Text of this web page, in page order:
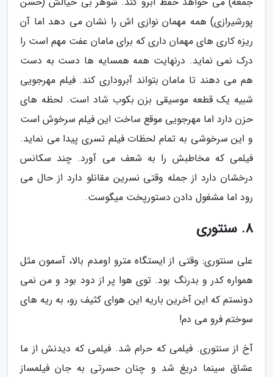
پورشیرازی) همه مهمان نوازی اش را نشان می دهد اما آن
ریزه کاری های مهمان داری که برای مامان عفت مهم است را
درک نمی نماید. درنهایت همه همسایه ها دست به دست
هم می دهند تا مامان بتواند آبروداری کند. فیلم مهرجویی
شبیه یک قطعه موسیقی بزن بکوب شاد است. لحظه های
حزن دارد اما مهرجویی موقع ساخت این فیلم سرخوش است
و این سرخوشی به تمام لحظات فیلم تسری پیدا می نماید.
فیلمی که مخاطبش را به شعف می آورد. چند سکانس
درخشان دارد از جمله وقتی نسرین مقانلو دارد از حال می
رود اما مشغول دادن دستورپخت میگوست.
8. سنتوری
علی سنتوری: وقتی از ایستگاه مترو اومدم بالا، آسمون مثل
همواره کدر و بدرنگ بود. توی هوا پر از دود بود و من نمی
دونستم که این آخرین باریه این هوای کثیف رو، به ریه های
سوختم فرو می دم!
آخ از سنتوری. فیلمی که حرام شد. فیلمی که دیدنش از ما
عشاق سینما دریغ شد و چنان حسرتی به جان فیلمساز